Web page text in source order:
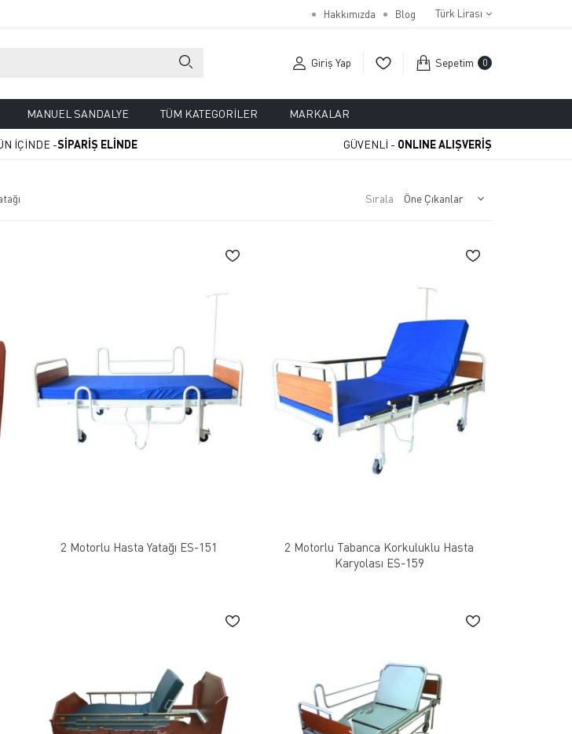
Hakkımızda Blog Türk Lirası
Giriş Yap Sepetim 0
MANUEL SANDALYE TÜM KATEGORILER MARKALAR
İÇİNDE -SİPARİŞ ELİNDE GÜVENLİ - ONLINE ALIŞVERİŞ
Sırala
2 Motorlu Hasta Yatağı ES-151
2 Motorlu Tabanca Korkuluklu Hasta
Karyolası ES-159